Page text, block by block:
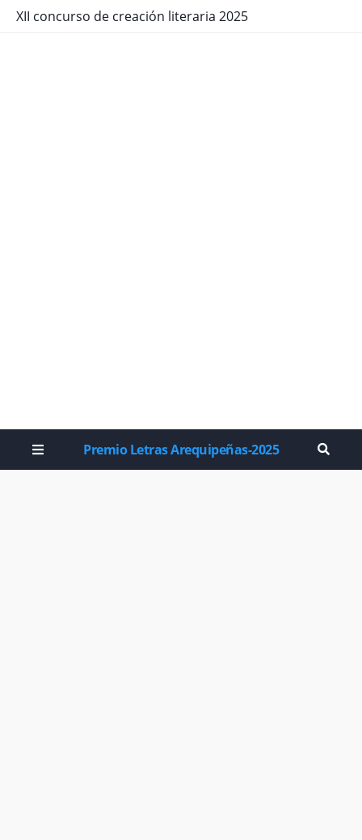
XII concurso de creación literaria 2025
Premio Letras Arequipeñas-2025